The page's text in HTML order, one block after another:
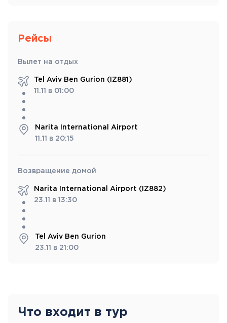
Рейсы
Вылет на отдых
Tel Aviv Ben Gurion (IZ881)
11.11 в 01:00
Narita International Airport
11.11 в 20:15
Возвращение домой
Narita International Airport (IZ882)
23.11 в 13:30
Tel Aviv Ben Gurion
23.11 в 21:00
Что входит в тур